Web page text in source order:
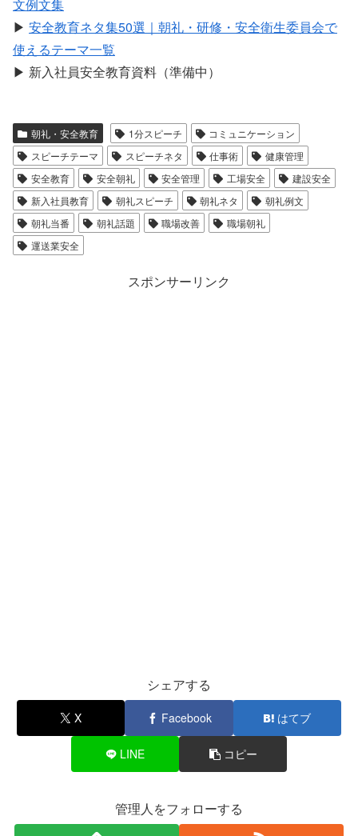
文例文集
▶ 安全教育ネタ集50選｜朝礼・研修・安全衛生委員会で
使えるテーマ一覧
▶ 新入社員安全教育資料（準備中）
朝礼・安全教育 1分スピーチ
コミュニケーション
スピーチテーマ
スピーチネタ 仕事術
健康管理
安全教育
安全朝礼 安全管理 工場安全
建設安全
新入社員教育
朝礼スピーチ 朝礼ネタ
朝礼例文
朝礼当番
朝礼話題 職場改善
職場朝礼
運送業安全
スポンサーリンク
シェアする
X Facebook はてブ
LINE コピー
管理人をフォローする